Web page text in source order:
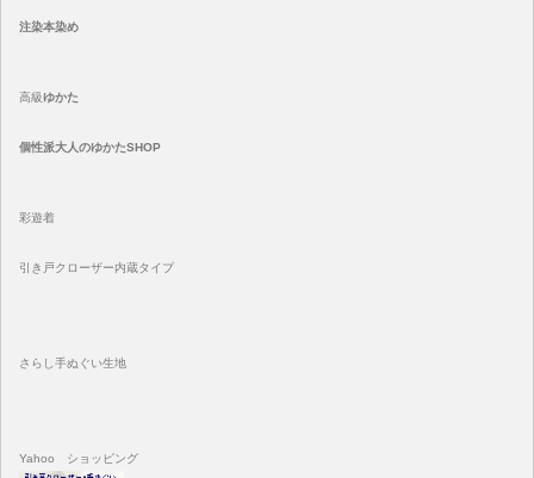
注染本染め
高級ゆかた
個性派大人のゆかたSHOP
彩遊着
引き戸クローザー内蔵タイプ
さらし手ぬぐい生地
Yahoo ショッピング